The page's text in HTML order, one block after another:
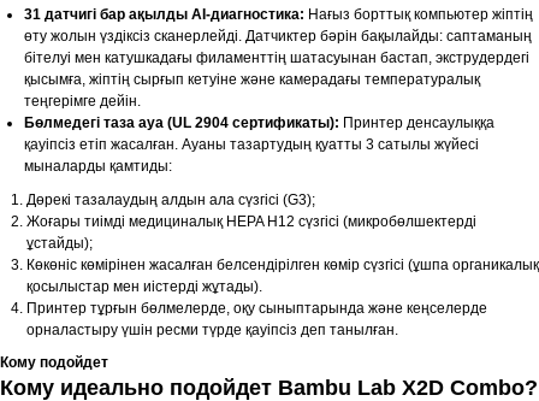
31 датчигі бар ақылды AI-диагностика: Нағыз борттық компьютер жіптің
өту жолын үздіксіз сканерлейді. Датчиктер бәрін бақылайды: саптаманың
бітелуі мен катушкадағы филаменттің шатасуынан бастап, экструдердегі
қысымға, жіптің сырғып кетуіне және камерадағы температуралық
теңгерімге дейін.
Бөлмедегі таза ауа (UL 2904 сертификаты): Принтер денсаулыққа
қауіпсіз етіп жасалған. Ауаны тазартудың қуатты 3 сатылы жүйесі
мыналарды қамтиды:
Дөрекі тазалаудың алдын ала сүзгісі (G3);
Жоғары тиімді медициналық HEPA H12 сүзгісі (микробөлшектерді
ұстайды);
Көкөніс көмірінен жасалған белсендірілген көмір сүзгісі (ұшпа органикалық
қосылыстар мен иістерді жұтады).
Принтер тұрғын бөлмелерде, оқу сыныптарында және кеңселерде
орналастыру үшін ресми түрде қауіпсіз деп танылған.
Кому подойдет
Кому идеально подойдет Bambu Lab X2D Combo?